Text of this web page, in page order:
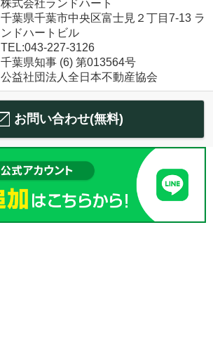
株式会社ランドハート
千葉県千葉市中央区富士見２丁目7-13 ラ
ンドハートビル
TEL:043-227-3126
千葉県知事 (6) 第013564号
公益社団法人全日本不動産協会
お問い合わせ(無料)